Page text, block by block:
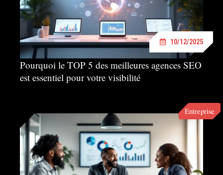
10/12/2025
Pourquoi le TOP 5 des meilleures agences SEO
est essentiel pour votre visibilité
Entreprise